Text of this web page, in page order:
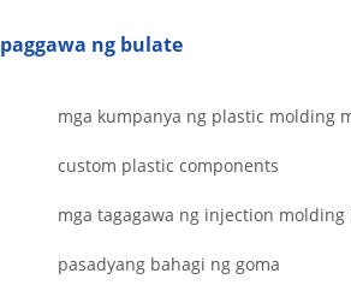
paggawa ng bulate
mga kumpanya ng plastic molding
custom plastic components
mga tagagawa ng injection
pasadyang bahagi ng goma